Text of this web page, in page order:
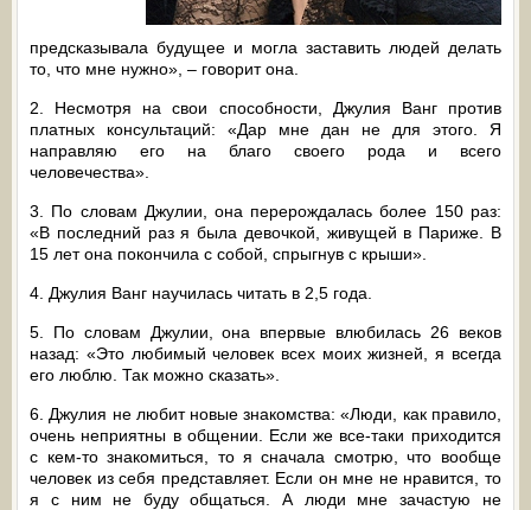
предсказывала будущее и могла заставить людей делать
то, что мне нужно», – говорит она.
2. Несмотря на свои способности, Джулия Ванг против
платных консультаций: «Дар мне дан не для этого. Я
направляю его на благо своего рода и всего
человечества».
3. По словам Джулии, она перерождалась более 150 раз:
«В последний раз я была девочкой, живущей в Париже. В
15 лет она покончила с собой, спрыгнув с крыши».
4. Джулия Ванг научилась читать в 2,5 года.
5. По словам Джулии, она впервые влюбилась 26 веков
назад: «Это любимый человек всех моих жизней, я всегда
его люблю. Так можно сказать».
6. Джулия не любит новые знакомства: «Люди, как правило,
очень неприятны в общении. Если же все-таки приходится
с кем-то знакомиться, то я сначала смотрю, что вообще
человек из себя представляет. Если он мне не нравится, то
я с ним не буду общаться. А люди мне зачастую не